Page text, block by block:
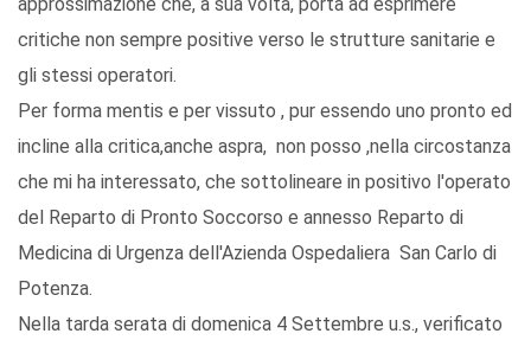
approssimazione che, a sua volta, porta ad esprimere
critiche non sempre positive verso le strutture sanitarie e
gli stessi operatori.
Per forma mentis e per vissuto , pur essendo uno pronto ed
incline alla critica,anche aspra, non posso ,nella circostanza
che mi ha interessato, che sottolineare in positivo l'operato
del Reparto di Pronto Soccorso e annesso Reparto di
Medicina di Urgenza dell'Azienda Ospedaliera San Carlo di
Potenza.
Nella tarda serata di domenica 4 Settembre u.s., verificato